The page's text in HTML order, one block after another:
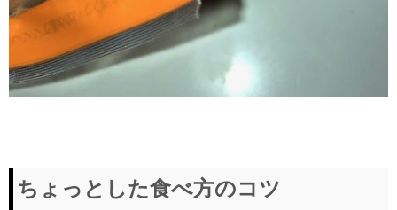
ちょっとした食べ方のコツ